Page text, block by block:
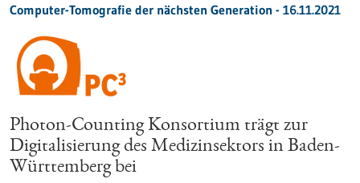
Computer-Tomografie der nächsten Generation - 16.11.2021
Photon-Counting Konsortium trägt zur
Digitalisierung des Medizinsektors in Baden-
Württemberg bei